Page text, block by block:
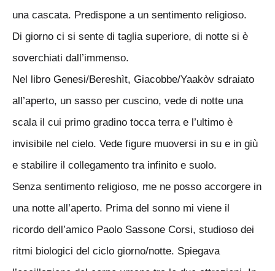
una cascata. Predispone a un sentimento religioso.
Di giorno ci si sente di taglia superiore, di notte si è
soverchiati dall’immenso.
Nel libro Genesi/Bereshìt, Giacobbe/Yaakòv sdraiato
all’aperto, un sasso per cuscino, vede di notte una
scala il cui primo gradino tocca terra e l’ultimo è
invisibile nel cielo. Vede figure muoversi in su e in giù
e stabilire il collegamento tra infinito e suolo.
Senza sentimento religioso, me ne posso accorgere in
una notte all’aperto. Prima del sonno mi viene il
ricordo dell’amico Paolo Sassone Corsi, studioso dei
ritmi biologici del ciclo giorno/notte. Spiegava